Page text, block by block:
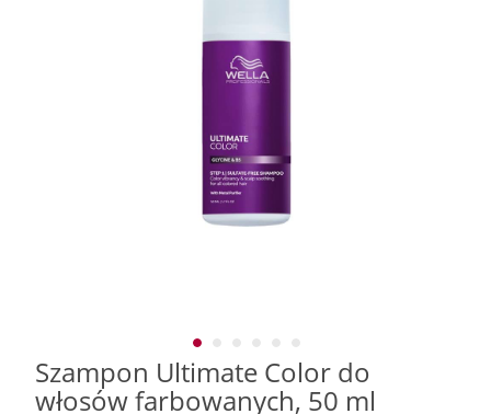
Szampon Ultimate Color do
włosów farbowanych, 50 ml
Przejdź